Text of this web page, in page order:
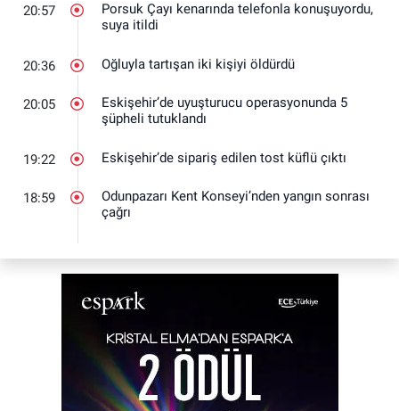
20:57
Porsuk Çayı kenarında telefonla konuşuyordu,
suya itildi
20:36 Oğluyla tartışan iki kişiyi öldürdü
20:05
Eskişehir’de uyuşturucu operasyonunda 5
şüpheli tutuklandı
19:22 Eskişehir’de sipariş edilen tost küflü çıktı
18:59
Odunpazarı Kent Konseyi’nden yangın sonrası
çağrı